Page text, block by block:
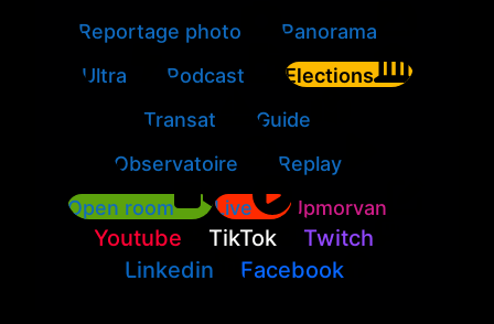
Reportage photo
Panorama
Ultra
Podcast
Elections
Transat
Guide
Observatoire
Replay
Open room
Live Jpmorvan
Youtube TikTok
Twitch
Linkedin
Facebook